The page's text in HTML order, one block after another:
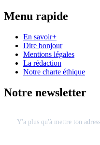
Menu rapide
En savoir+
Dire bonjour
Mentions légales
La rédaction
Notre charte éthique
Notre newsletter